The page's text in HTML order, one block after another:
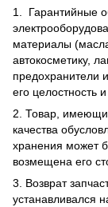
1. Гарантийные
материалы
автокосметику,
предохранители
его целостность
2. Товар,
качества
хранения может
возмещена его
3. Возврат
устанавливался